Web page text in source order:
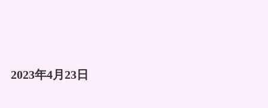
2023年4月23日